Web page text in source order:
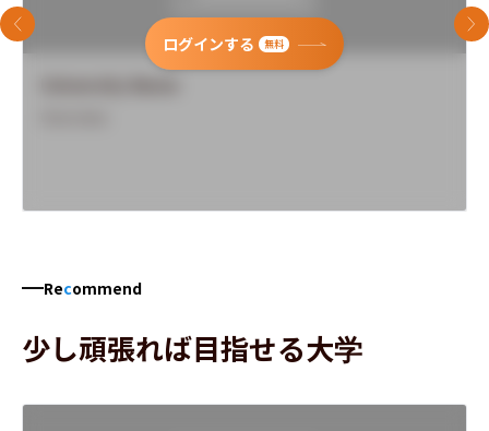
ログインする 無料
前のスライド 次
Recommend
少し頑張れば目指せる大学